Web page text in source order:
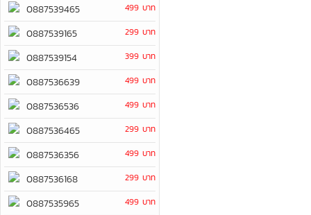
0887539465 499 บาท
0887539165 299 บาท
0887539154 399 บาท
0887536639 499 บาท
0887536536 499 บาท
0887536465 299 บาท
0887536356 499 บาท
0887536168 299 บาท
0887535965 499 บาท